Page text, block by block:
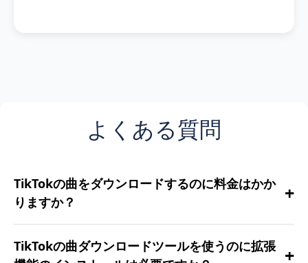
よくある質問
TikTokの曲をダウンロードするのに料金はかか
りますか？
+
いいえ、当社のTikTokダウンロードツールは完全
無料で、隠れた費用は一切ありません。
TikTokの曲ダウンロードツールを使うのに拡張 +